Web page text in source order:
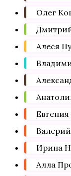
Олег
Алеся
Ирина
Алла